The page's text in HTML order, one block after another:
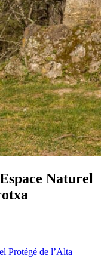
Naturel
Protégé de l’Alta